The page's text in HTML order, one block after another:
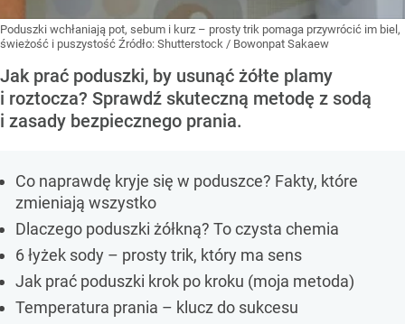
Poduszki wchłaniają pot, sebum i kurz – prosty trik pomaga przywrócić im biel,
świeżość i puszystość Źródło: Shutterstock / Bowonpat Sakaew
Jak prać poduszki, by usunąć żółte plamy
i roztocza? Sprawdź skuteczną metodę z sodą
i zasady bezpiecznego prania.
Co naprawdę kryje się w poduszce? Fakty, które
zmieniają wszystko
Dlaczego poduszki żółkną? To czysta chemia
6 łyżek sody – prosty trik, który ma sens
Jak prać poduszki krok po kroku (moja metoda)
Temperatura prania – klucz do sukcesu